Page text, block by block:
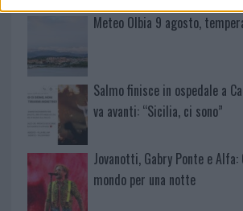
Meteo Olbia 9 agosto,
Salmo finisce in ospedale a
va avanti: “Sicilia, ci sono”
Jovanotti, Gabry Ponte e
mondo per una notte